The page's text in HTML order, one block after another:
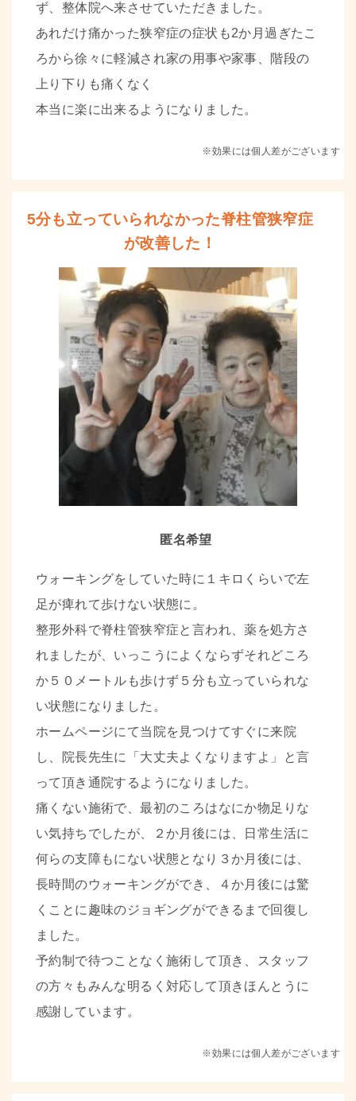
ず 、整体院へ来させていただきました。
あれだけ痛かった狭窄症の症状も2か月過ぎたこ
ろから徐々に軽減され家の用事や家事、階段の
上り下りも痛くなく
本当に楽に出来るようになりました。
※効果には個人差がございます
5分も立っていられなかった脊柱管狭窄症
が改善した！
匿名希望
ウォーキングをしていた時に１キロくらいで左
足が痺れて歩けない状態に 。
整形外科で脊柱管狭窄症と言われ、薬を処方さ
れましたが、いっこうによくならずそれどころ
か５０メートルも歩けず５分も立っていられな
い状態になりました。
ホームページにて当院を見つけてすぐに来院
し、院長先生に「大丈夫よくなりますよ」と言
って頂き通院するようになりました。
痛くない施術で、最初のころはなにか物足りな
い気持ちでしたが、２か月後には、日常生活に
何らの支障もにない状態となり３か月後には、
長時間のウォーキングができ、４か月後には驚
くことに 趣味のジョギングができるまで回復し
ました。
予約制で待つことなく施術して頂き、スタッフ
の方々もみんな明るく対応して頂きほんとうに
感謝しています。
※効果には個人差がございます